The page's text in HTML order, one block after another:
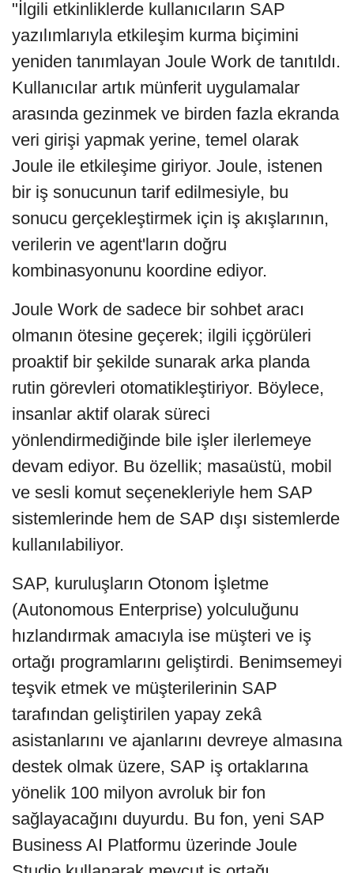
"İlgili etkinliklerde kullanıcıların SAP
yazılımlarıyla etkileşim kurma biçimini
yeniden tanımlayan Joule Work de tanıtıldı.
Kullanıcılar artık münferit uygulamalar
arasında gezinmek ve birden fazla ekranda
veri girişi yapmak yerine, temel olarak
Joule ile etkileşime giriyor. Joule, istenen
bir iş sonucunun tarif edilmesiyle, bu
sonucu gerçekleştirmek için iş akışlarının,
verilerin ve agent'ların doğru
kombinasyonunu koordine ediyor.
Joule Work de sadece bir sohbet aracı
olmanın ötesine geçerek; ilgili içgörüleri
proaktif bir şekilde sunarak arka planda
rutin görevleri otomatikleştiriyor. Böylece,
insanlar aktif olarak süreci
yönlendirmediğinde bile işler ilerlemeye
devam ediyor. Bu özellik; masaüstü, mobil
ve sesli komut seçenekleriyle hem SAP
sistemlerinde hem de SAP dışı sistemlerde
kullanılabiliyor.
SAP, kuruluşların Otonom İşletme
(Autonomous Enterprise) yolculuğunu
hızlandırmak amacıyla ise müşteri ve iş
ortağı programlarını geliştirdi. Benimsemeyi
teşvik etmek ve müşterilerinin SAP
tarafından geliştirilen yapay zekâ
asistanlarını ve ajanlarını devreye almasına
destek olmak üzere, SAP iş ortaklarına
yönelik 100 milyon avroluk bir fon
sağlayacağını duyurdu. Bu fon, yeni SAP
Business AI Platformu üzerinde Joule